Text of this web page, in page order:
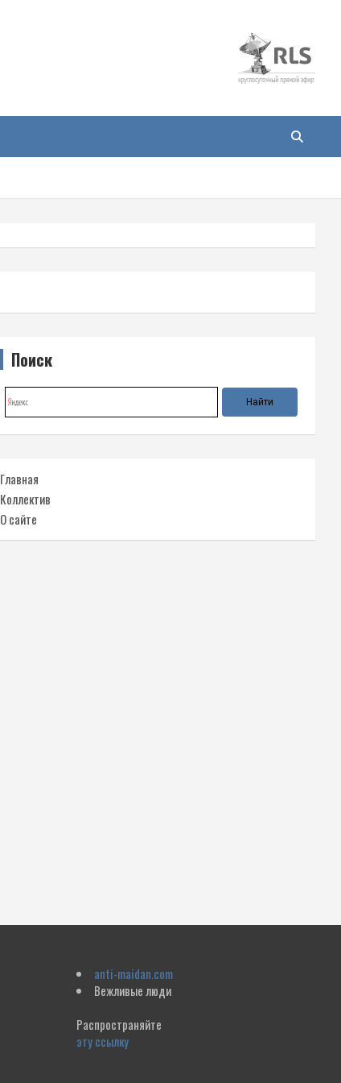
Поиск
Главная
Коллектив
О сайте
anti-maidan.com
Вежливые люди
Распространяйте
эту ссылку